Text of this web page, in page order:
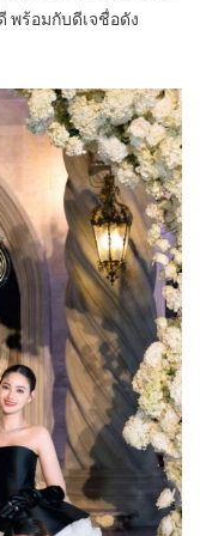
พร้อมกับดีเจชื่อดัง